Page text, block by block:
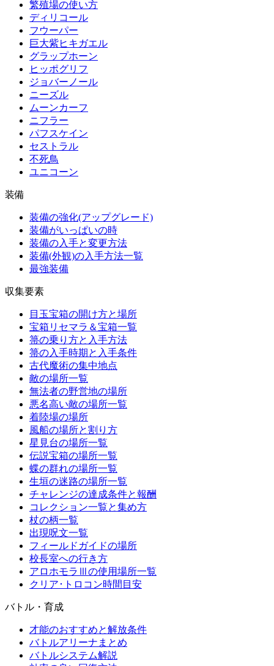
繁殖場の使い方
ディリコール
フウーパー
巨大紫ヒキガエル
グラップホーン
ヒッポグリフ
ジョバーノール
ニーズル
ムーンカーフ
ニフラー
パフスケイン
セストラル
不死鳥
ユニコーン
装備
装備の強化(アップグレード)
装備がいっぱいの時
装備の入手と変更方法
装備(外観)の入手方法一覧
最強装備
収集要素
目玉宝箱の開け方と場所
宝箱リセマラ＆宝箱一覧
箒の乗り方と入手方法
箒の入手時期と入手条件
古代魔術の集中地点
敵の場所一覧
無法者の野営地の場所
悪名高い敵の場所一覧
着陸場の場所
風船の場所と割り方
星見台の場所一覧
伝説宝箱の場所一覧
蝶の群れの場所一覧
生垣の迷路の場所一覧
チャレンジの達成条件と報酬
コレクション一覧と集め方
杖の柄一覧
出現呪文一覧
フィールドガイドの場所
校長室への行き方
アロホモラⅢの使用場所一覧
クリア･トロコン時間目安
バトル・育成
才能のおすすめと解放条件
バトルアリーナまとめ
バトルシステム解説